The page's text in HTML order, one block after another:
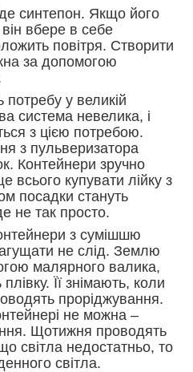
синтепон. Якщо його
він вбере в себе
повітря. Створити
за допомогою
у великій
система невелика, і
з цією потребою.
з пульверизатора
Контейнери зручно
всього купувати лійку з
посадки стануть
не так просто.
з сумішшю
не слід. Землю
малярного валика,
Її знімають, коли
проріджування.
не можна –
Щотижня проводять
світла недостатньо, то
світла.